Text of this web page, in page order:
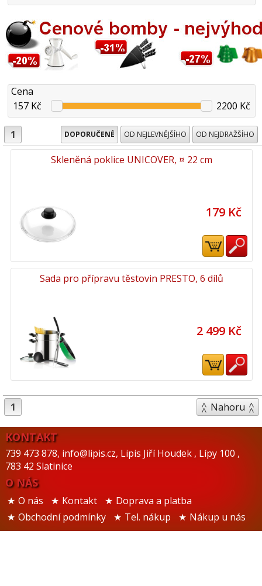
Cena
157 Kč
2200 Kč
1 DOPORUČENÉ OD NEJLEVNĚJŠÍHO OD NEJDRAŽŠÍHO
Skleněná poklice UNICOVER, ¤ 22 cm
179 Kč
Sada pro přípravu těstovin PRESTO, 6 dílů
2 499 Kč
1 Nahoru
KONTAKT
739 473 878, info@lipis.cz, Lipis Jiří Houdek , Lípy 100 ,
783 42 Slatinice
O NÁS
O nás Kontakt
Doprava a platba
Obchodní podmínky
Tel. nákup Nákup u nás